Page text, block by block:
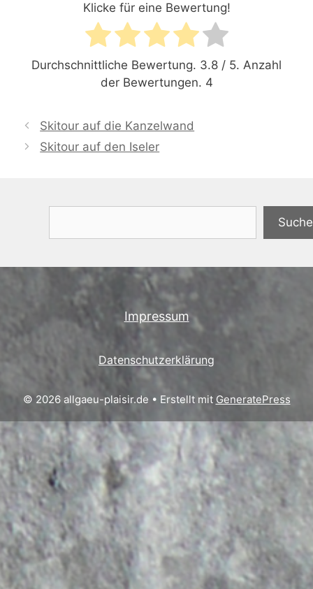
Klicke für eine Bewertung!
Durchschnittliche Bewertung. 3.8 / 5. Anzahl
der Bewertungen. 4
Skitour auf die Kanzelwand
Skitour auf den Iseler
Impressum
Datenschutzerklärung
© 2026 allgaeu-plaisir.de • Erstellt mit GeneratePress